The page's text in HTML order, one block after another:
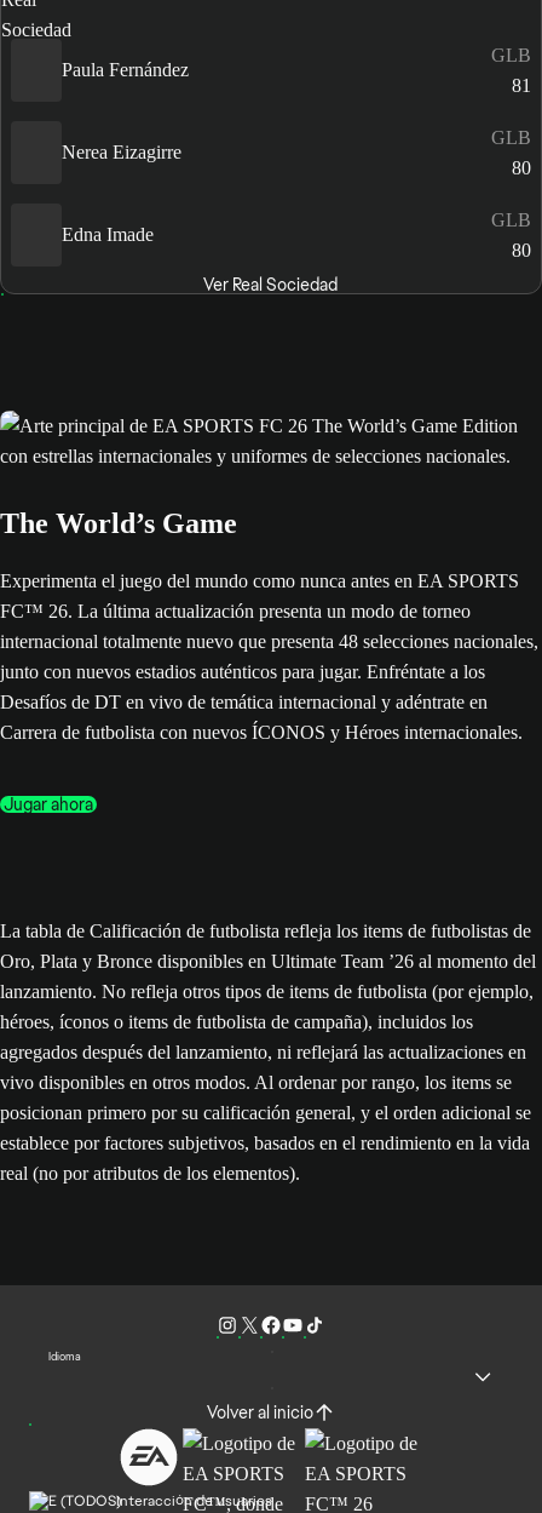
Paula Fernández
GLB
81
Nerea Eizagirre
GLB
80
Edna Imade
GLB
80
Ver Real Sociedad
The World’s Game
Experimenta el juego del mundo como nunca antes en EA SPORTS
FC™ 26. La última actualización presenta un modo de torneo
internacional totalmente nuevo que presenta 48 selecciones nacionales,
junto con nuevos estadios auténticos para jugar. Enfréntate a los
Desafíos de DT en vivo de temática internacional y adéntrate en
Carrera de futbolista con nuevos ÍCONOS y Héroes internacionales.
Jugar ahora
La tabla de Calificación de futbolista refleja los items de futbolistas de
Oro, Plata y Bronce disponibles en Ultimate Team ’26 al momento del
lanzamiento. No refleja otros tipos de items de futbolista (por ejemplo,
héroes, íconos o items de futbolista de campaña), incluidos los
agregados después del lanzamiento, ni reflejará las actualizaciones en
vivo disponibles en otros modos. Al ordenar por rango, los items se
posicionan primero por su calificación general, y el orden adicional se
establece por factores subjetivos, basados en el rendimiento en la vida
real (no por atributos de los elementos).
Idioma
Volver al inicio
Interacción de usuarios